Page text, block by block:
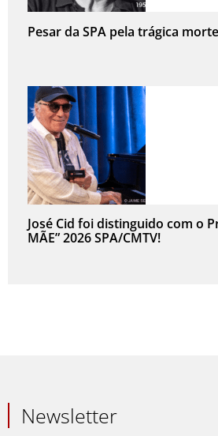
Pesar da SPA pela trágica
José Cid foi distinguido com o
MÃE” 2026 SPA/CMTV!
Newsletter